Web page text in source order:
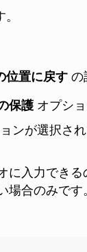
位置に戻す の
保護 オプシ
ンが選択され
入力できる
合のみです。